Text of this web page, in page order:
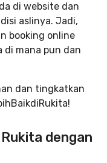
di website dan
aslinya. Jadi,
booking online
di mana pun dan
dan tingkatkan
dengan